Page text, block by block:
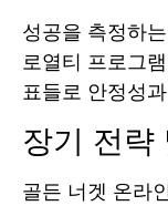
성공을 측정하
로열티 프로그
표들로 안정성
장기 전략
골든 너겟 온라